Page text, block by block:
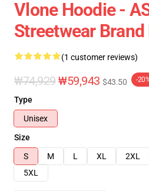
Vlone Hoodie -
Streetwear
(1 customer reviews)
₩74,929 ₩59,943 $43.50 -
Type
Unisex
Size
S
M L XL 2XL
5XL